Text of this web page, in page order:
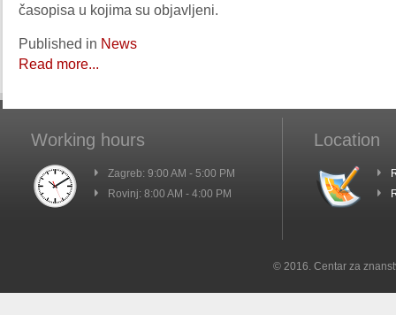
časopisa u kojima su objavljeni.
Published in News
Read more...
Working hours
Zagreb: 9:00 AM - 5:00 PM
Rovinj: 8:00 AM - 4:00 PM
Location
© 2016. Centar za